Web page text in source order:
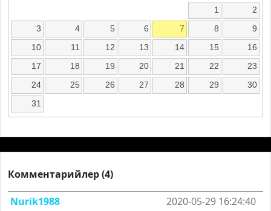
1
2
3
4 5 6 7 8
9
10
11 12 13 14 15
16
17
18 19 20 21 22
23
24
25 26 27 28 29
30
31
Комментарийлер (4)
Nurik1988
2020-05-29 16:24:40